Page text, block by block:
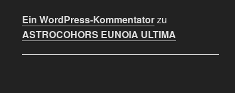
Ein WordPress-Kommentatorzu
ASTROCOHORS EUNOIA ULTIMA